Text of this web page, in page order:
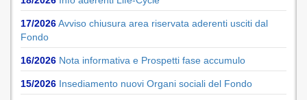
17/2026Avviso chiusura area riservata aderenti usciti dal
Fondo
16/2026 Nota informativa e Prospetti fase accumulo
15/2026 Insediamento nuovi Organi sociali del Fondo